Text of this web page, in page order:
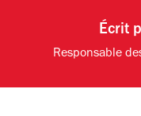
Écrit
Responsable